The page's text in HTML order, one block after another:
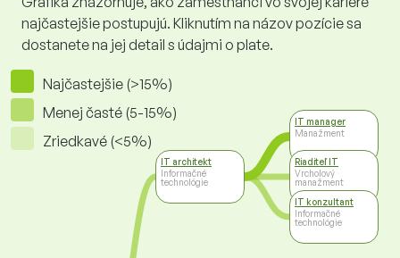
najčastejšie postupujú. Kliknutím na názov pozície sa
dostanete na jej detail s údajmi o plate.
Najčastejšie (>15%)
Menej časté (5-15%)
Zriedkavé (<5%)
IT architekt
Informačné
technológie
IT manager
Manažment
Riaditeľ IT
Vrcholový
manažment
IT konzultant
Informačné
technológie